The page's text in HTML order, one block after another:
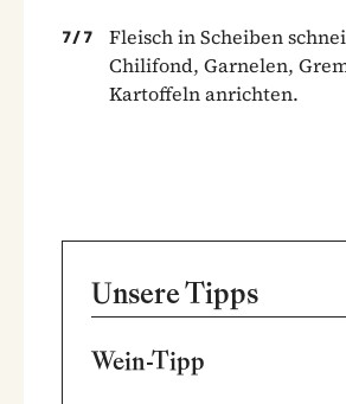
7/ 7
Fleisch in Scheiben
Chilifond, Garnelen,
Kartoffeln anrichten.
Unsere Tipps
Wein-Tipp